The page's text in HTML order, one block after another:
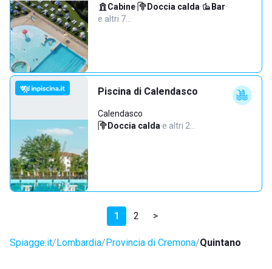
Cabine· Doccia calda· Bar·
e altri 7…
Piscina di Calendasco
Calendasco
Doccia calda·e altri 2…
1 2 >
Spiagge.it Lombardia Provincia di Cremona Quintano